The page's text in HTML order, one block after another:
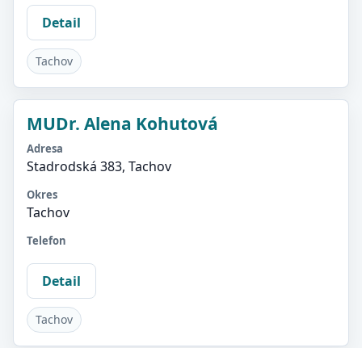
Detail
Tachov
MUDr. Alena Kohutová
Adresa
Stadrodská 383, Tachov
Okres
Tachov
Telefon
Detail
Tachov